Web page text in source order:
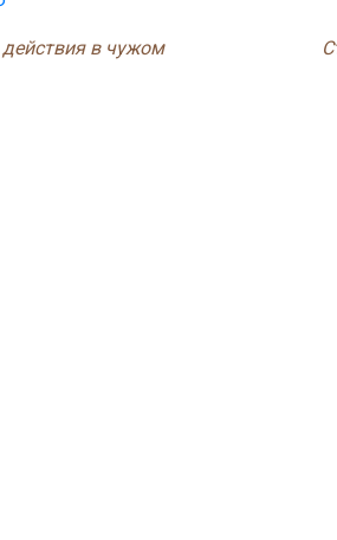
в чужом